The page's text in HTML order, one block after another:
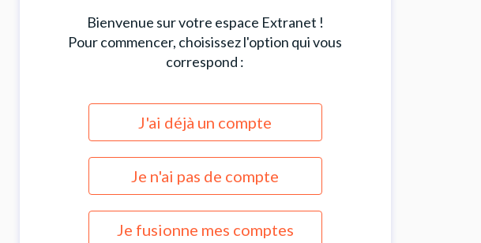
Bienvenue sur votre espace Extranet !
Pour commencer, choisissez l'option qui vous
correspond :
J'ai déjà un compte
Je n'ai pas de compte
Je fusionne mes comptes